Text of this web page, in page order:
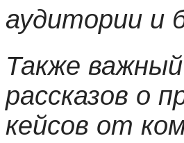
аудитории и
Также
рассказов о
кейсов от